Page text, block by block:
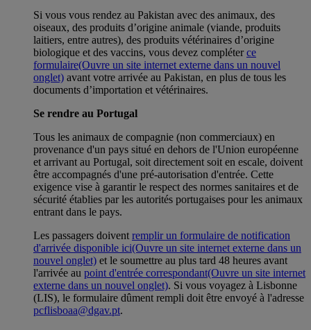
Si vous vous rendez au Pakistan avec des animaux, des
oiseaux, des produits d’origine animale (viande, produits
laitiers, entre autres), des produits vétérinaires d’origine
biologique et des vaccins, vous devez compléterce
formulaire(Ouvre un site internet externe dans un nouvel
onglet) avant votre arrivée au Pakistan, en plus de tous les
documents d’importation et vétérinaires.
Se rendre au Portugal
Tous les animaux de compagnie (non commerciaux) en
provenance d'un pays situé en dehors de l'Union européenne
et arrivant au Portugal, soit directement soit en escale, doivent
être accompagnés d'une pré-autorisation d'entrée. Cette
exigence vise à garantir le respect des normes sanitaires et de
sécurité établies par les autorités portugaises pour les animaux
entrant dans le pays.
Les passagers doivent remplir un formulaire de notification
d'arrivée disponible ici(Ouvre un site internet externe dans un
nouvel onglet) et le soumettre au plus tard 48 heures avant
l'arrivée au point d'entrée correspondant(Ouvre un site internet
externe dans un nouvel onglet). Si vous voyagez à Lisbonne
(LIS), le formulaire dûment rempli doit être envoyé à l'adresse
pcflisboaa@dgav.pt.